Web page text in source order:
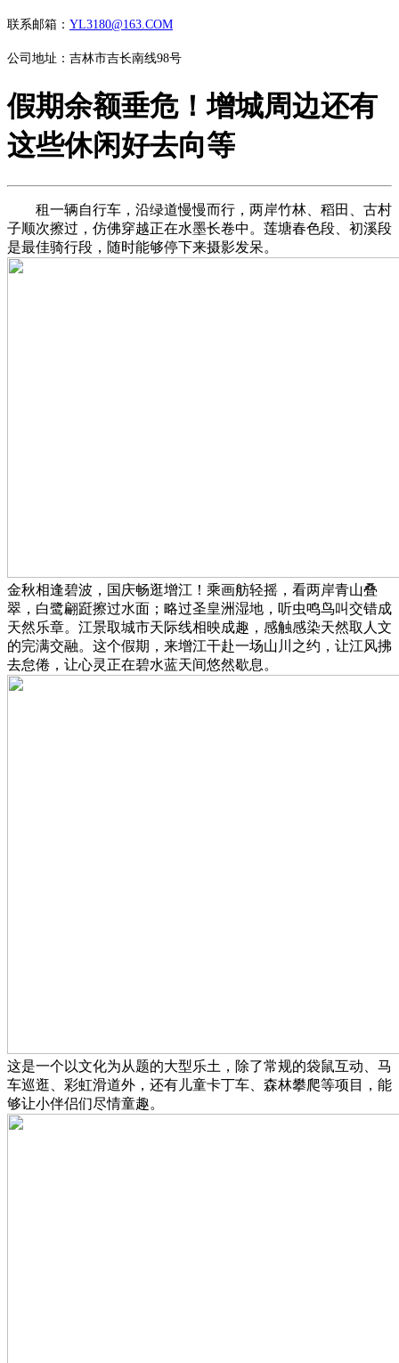
联系邮箱： YL3180@163.COM
公司地址：吉林市吉长南线98号
假期余额垂危！增城周边还有
这些休闲好去向等
租一辆自行车，沿绿道慢慢而行，两岸竹林、稻田、古村
子顺次擦过，仿佛穿越正在水墨长卷中。莲塘春色段、初溪段
是最佳骑行段，随时能够停下来摄影发呆。
金秋相逢碧波，国庆畅逛增江！乘画舫轻摇，看两岸青山叠
翠，白鹭翩跹擦过水面；略过圣皇洲湿地，听虫鸣鸟叫交错成
天然乐章。江景取城市天际线相映成趣，感触感染天然取人文
的完满交融。这个假期，来增江干赴一场山川之约，让江风拂
去怠倦，让心灵正在碧水蓝天间悠然歇息。
这是一个以文化为从题的大型乐土，除了常规的袋鼠互动、马
车巡逛、彩虹滑道外，还有儿童卡丁车、森林攀爬等项目，能
够让小伴侣们尽情童趣。